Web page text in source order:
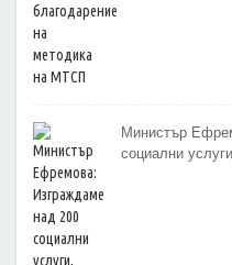
Министър
социални